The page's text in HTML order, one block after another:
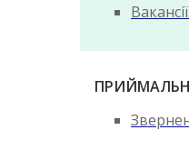
Вакансії